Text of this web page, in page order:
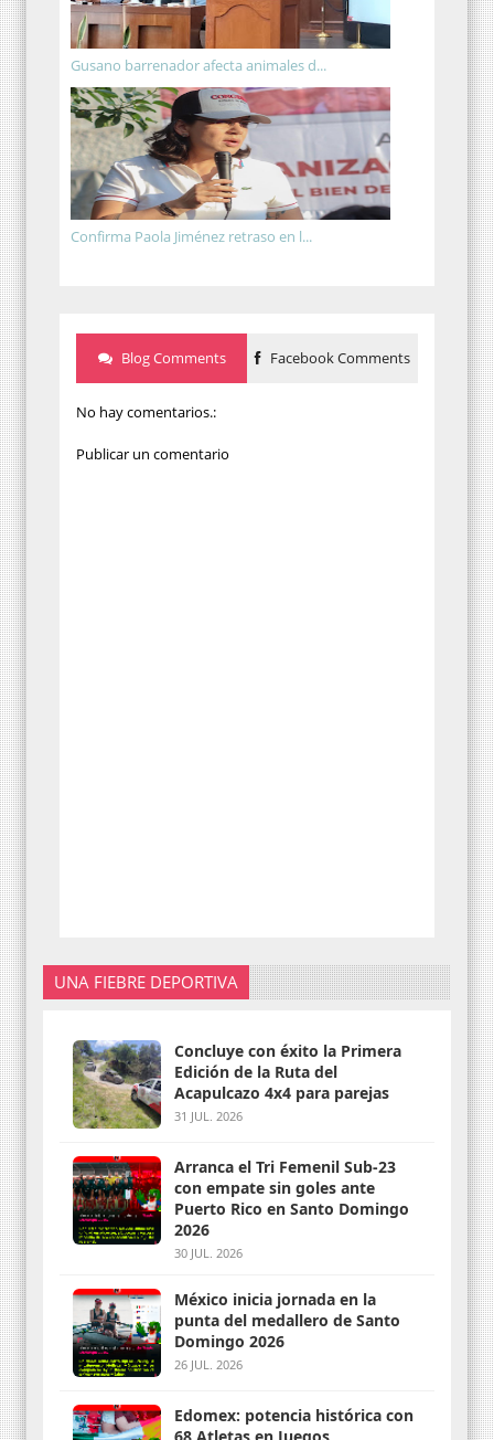
Gusano barrenador afecta animales d...
Confirma Paola Jiménez retraso en l...
Blog Comments Facebook Comments
No hay comentarios.:
Publicar un comentario
UNA FIEBRE DEPORTIVA
Concluye con éxito la Primera
Edición de la Ruta del
Acapulcazo 4x4 para parejas
31 JUL. 2026
Arranca el Tri Femenil Sub-23
con empate sin goles ante
Puerto Rico en Santo Domingo
2026
30 JUL. 2026
México inicia jornada en la
punta del medallero de Santo
Domingo 2026
26 JUL. 2026
Edomex: potencia histórica con